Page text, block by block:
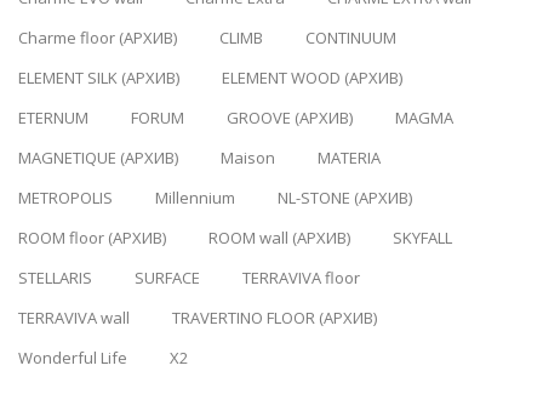
Charme floor (АРХИВ)
CLIMB
CONTINUUM
ELEMENT SILK (АРХИВ)
ELEMENT WOOD (АРХИВ)
ETERNUM
FORUM GROOVE (АРХИВ)
MAGMA
MAGNETIQUE (АРХИВ)
Maison
MATERIA
METROPOLIS
Millennium
NL-STONE (АРХИВ)
ROOM floor (АРХИВ)
ROOM wall (АРХИВ)
SKYFALL
STELLARIS
SURFACE
TERRAVIVA floor
TERRAVIVA wall
TRAVERTINO FLOOR (АРХИВ)
Wonderful Life
X2